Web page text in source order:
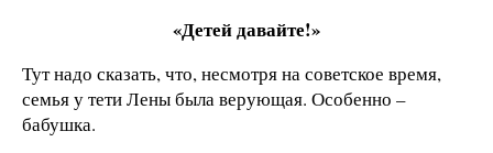
«Детей давайте!»
Тут надо сказать, что, несмотря на советское время,
семья у тети Лены была верующая. Особенно –
бабушка.